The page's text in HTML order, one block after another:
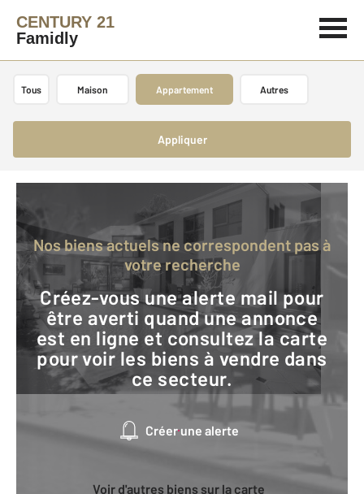
CENTURY 21
Famidly
Tous Maison Appartement Autres
Appliquer
Nos biens actuels ne correspondent pas à
votre recherche
Créez-vous une alerte mail pour
être averti quand une annonce
est en ligne et consultez la carte
pour voir les biens à vendre dans
ce secteur.
Créer une alerte
Voir d'autres biens sur la carte